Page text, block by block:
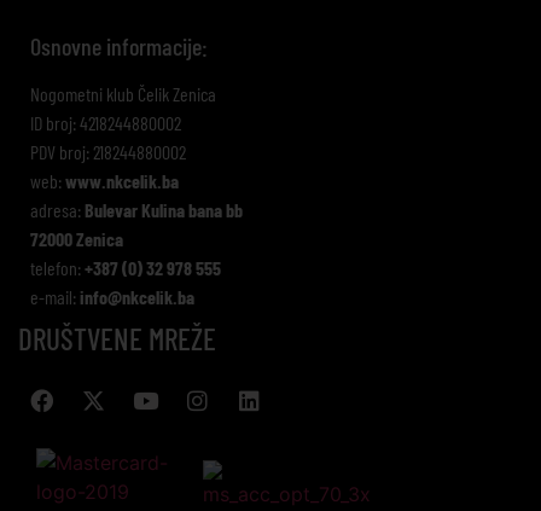
Osnovne informacije:
Nogometni klub Čelik Zenica
ID broj: 4218244880002
PDV broj: 218244880002
web: www.nkcelik.ba
adresa: Bulevar Kulina bana bb
72000 Zenica
telefon: +387 (0) 32 978 555
e-mail: info@nkcelik.ba
DRUŠTVENE MREŽE